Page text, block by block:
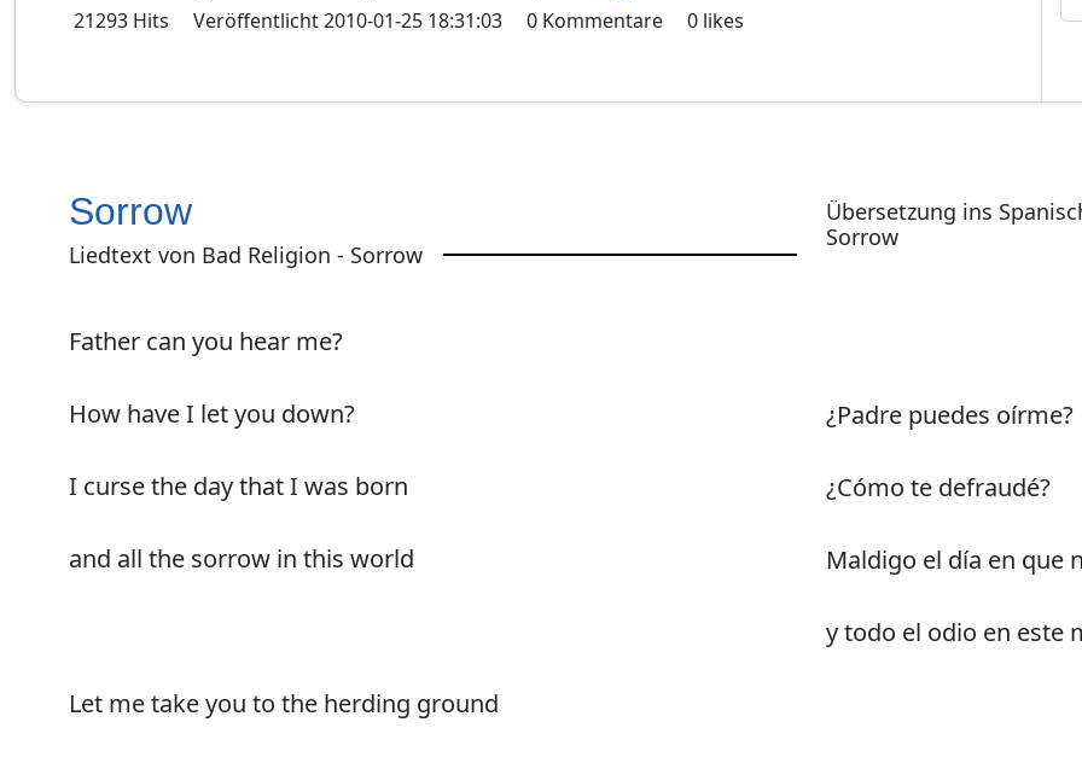
21293 Hits Veröffentlicht2010-01-25 18:31:03 0 Kommentare 0 likes
Sorrow
Liedtext von Bad Religion - Sorrow
Father can you hear me?
How have I let you down?
I curse the day that I was born
and all the sorrow in this world
Let me take you to the herding ground
Übersetzung ins
Sorrow
¿Padre puedes oírme?
¿Cómo te defraudé?
Maldigo el día en que
y todo el odio en este